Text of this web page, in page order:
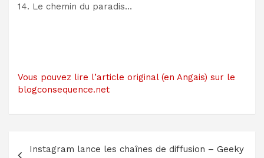
14. Le chemin du paradis…
Vous pouvez lire l’article original (en Angais) sur le
blogconsequence.net
Instagram lance les chaînes de diffusion – Geeky